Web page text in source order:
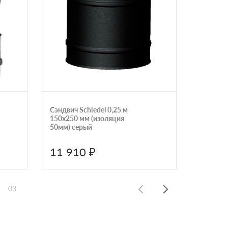
Сэндвич Schiedel 0,25 м
150х250 мм (изоляция
50мм) серый
11 910 ₽
03